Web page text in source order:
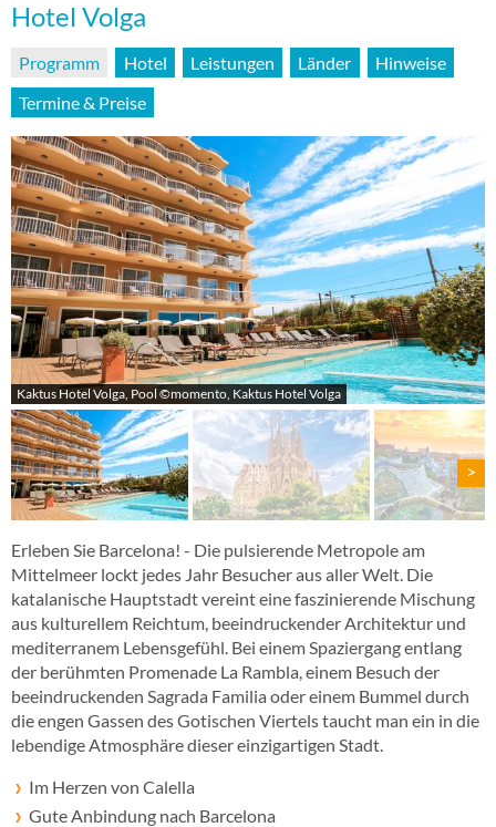
Hotel Volga
Programm Hotel Leistungen Länder
Hinweise
Termine & Preise
Kaktus Hotel Volga, Pool ©momento, Kaktus Hotel Volga
>
Erleben Sie Barcelona! - Die pulsierende Metropole am
Mittelmeer lockt jedes Jahr Besucher aus aller Welt. Die
katalanische Hauptstadt vereint eine faszinierende Mischung
aus kulturellem Reichtum, beeindruckender Architektur und
mediterranem Lebensgefühl. Bei einem Spaziergang entlang
der berühmten Promenade La Rambla, einem Besuch der
beeindruckenden Sagrada Familia oder einem Bummel durch
die engen Gassen des Gotischen Viertels taucht man ein in die
lebendige Atmosphäre dieser einzigartigen Stadt.
Im Herzen von Calella
Gute Anbindung nach Barcelona